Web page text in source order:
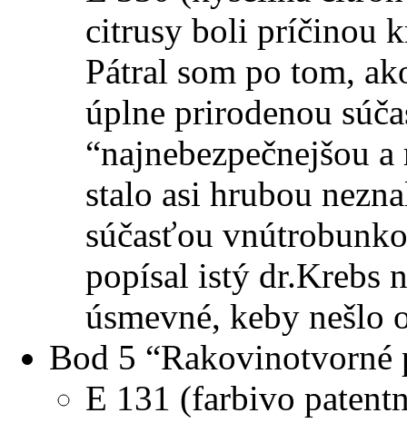
citrusy boli príčinou
Pátral som po tom,
úplne prirodenou
“najnebezpečnejšou
stalo asi hrubou
súčasťou
popísal istý dr.Krebs
úsmevné, keby nešlo
Bod 5 “Rakovinotvorné
E 131 (farbivo